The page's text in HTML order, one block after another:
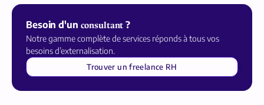
Besoin d'un consultant ?
Notre gamme complète de services réponds à tous vos
besoins d’externalisation.
Trouver un freelance RH